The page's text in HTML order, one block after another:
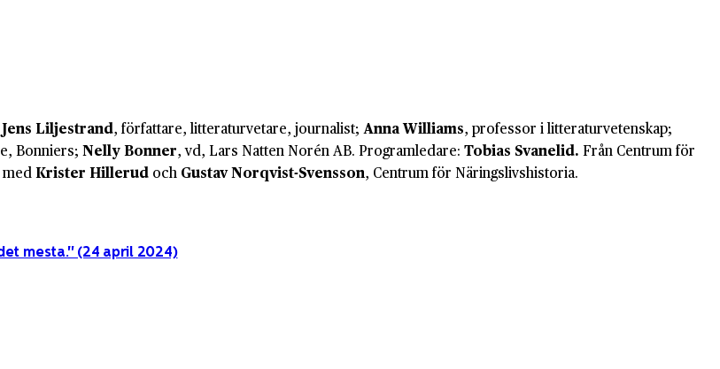
Jens Liljestrand, författare, litteraturvetare, journalist; Anna Williams, professor i litteraturvetenskap;
Bonniers; NellyBonner, vd, Lars Natten Norén AB. Programledare: Tobias Svanelid. Från Centrum för
medKrister Hillerud och Gustav Norqvist-Svensson, Centrum för Näringslivshistoria.
mesta." (24 april 2024)